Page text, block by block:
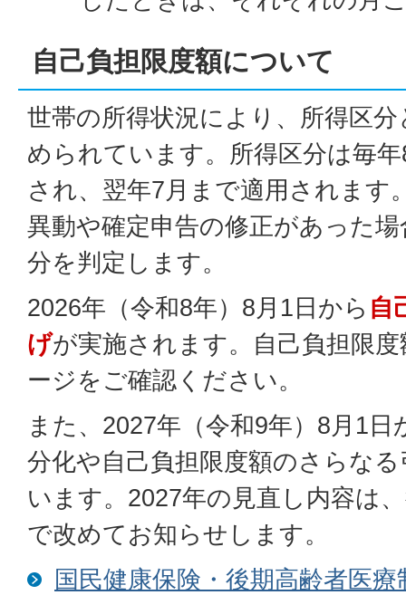
自己負担限度額について
世帯の所得状況により、所得区
められています。所得区分は毎
され、翌年7月まで適用されます
異動や確定申告の修正があった
分を判定します。
2026年（令和8年）8月1日から 自
げが実施されます。自己負担限
ージをご確認ください。
また、2027年（令和9年）8月1
分化や自己負担限度額のさらな
います。2027年の見直し内容は
で改めてお知らせします。
国民健康保険・後期高齢者医